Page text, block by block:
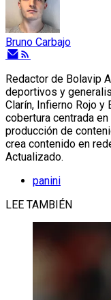
Bruno Carbajo
Redactor de Bolavip
deportivos y
Clarín, Infierno Rojo y
cobertura centrada
producción de
crea contenido en
Actualizado.
panini
LEE TAMBIÉN